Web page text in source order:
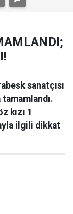
sanatçısı
kızı 1
ilgili dikkat